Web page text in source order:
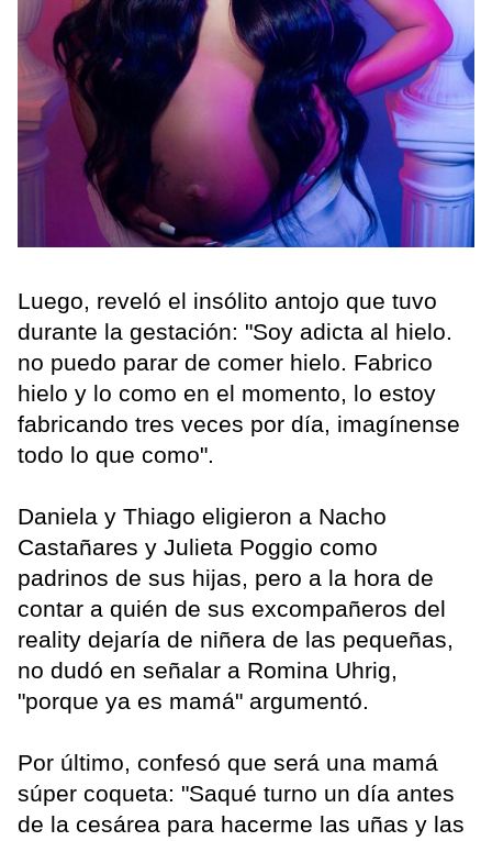
Luego, reveló el insólito antojo que tuvo
durante la gestación: "Soy adicta al hielo.
no puedo parar de comer hielo. Fabrico
hielo y lo como en el momento, lo estoy
fabricando tres veces por día, imagínense
todo lo que como".
Daniela y Thiago eligieron a Nacho
Castañares y Julieta Poggio como
padrinos de sus hijas, pero a la hora de
contar a quién de sus excompañeros del
reality dejaría de niñera de las pequeñas,
no dudó en señalar a Romina Uhrig,
"porque ya es mamá" argumentó.
Por último, confesó que será una mamá
súper coqueta: "Saqué turno un día antes
de la cesárea para hacerme las uñas y las